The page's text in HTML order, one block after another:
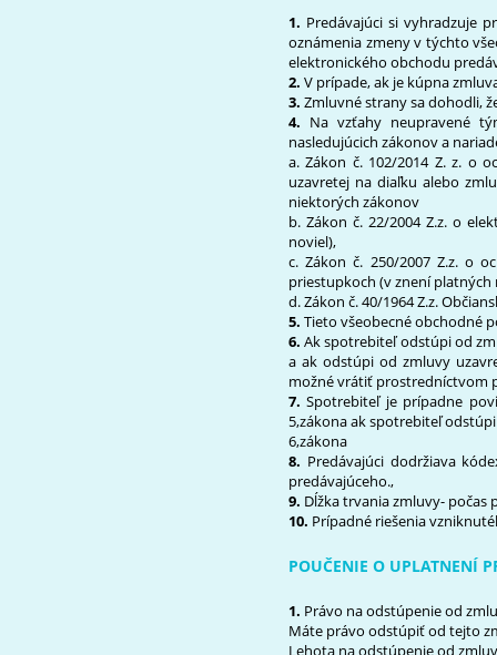
1. Predávajúci si vyhradzuje
oznámenia zmeny v týchto
elektronického obchodu
2. V prípade, ak je kúpna
3. Zmluvné strany sa dohodli,
4. Na vzťahy neupravené
nasledujúcich zákonov a
a. Zákon č. 102/2014 Z. z. o
uzavretej na diaľku alebo
niektorých zákonov
b. Zákon č. 22/2004 Z.z. o
noviel),
c. Zákon č. 250/2007 Z.z. o
priestupkoch (v znení platných
d. Zákon č. 40/1964 Z.z.
5. Tieto všeobecné obchodné
6. Ak spotrebiteľ odstúpi od
a ak odstúpi od zmluvy
možné vrátiť prostredníctvom
7.Spotrebiteľ je prípadne
5,zákona ak spotrebiteľ
6,zákona
8. Predávajúci dodržiava
predávajúceho.,
9. Dĺžka trvania zmluvy-
10. Prípadné riešenia
POUČENIE O UPLATNENÍ
1. Právo na odstúpenie od
Máte právo odstúpiť od tejto
Lehota na odstúpenie od